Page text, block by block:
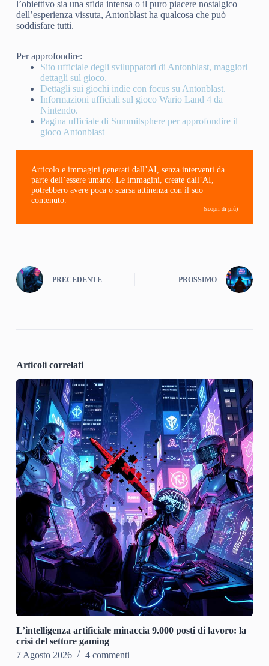
l’obiettivo sia una sfida intensa o il puro piacere nostalgico
dell’esperienza vissuta, Antonblast ha qualcosa che può
soddisfare tutti.
Per approfondire:
Sito ufficiale degli sviluppatori di Antonblast, maggiori
dettagli sul gioco.
Dettagli sui giochi indie con focus su Antonblast.
Informazioni ufficiali sul gioco Wario Land 4 da
Nintendo.
Pagina ufficiale di Summitsphere per approfondire il
gioco Antonblast
Articolo e immagini generati dall’AI, senza interventi da
parte dell’essere umano. Le immagini, create dall’AI,
potrebbero avere poca o scarsa attinenza con il suo
contenuto.
(scopri di più)
PRECEDENTE PROSSIMO
Articoli correlati
L’intelligenza artificiale minaccia 9.000 posti di lavoro: la
crisi del settore gaming
7 Agosto 2026
4 commenti